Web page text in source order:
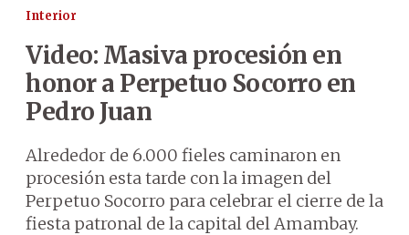
Interior
Video: Masiva procesión en
honor a Perpetuo Socorro en
Pedro Juan
Alrededor de 6.000 fieles caminaron en
procesión esta tarde con la imagen del
Perpetuo Socorro para celebrar el cierre de la
fiesta patronal de la capital del Amambay.